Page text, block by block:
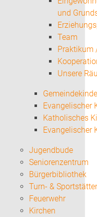
und
Team
Praktikum
Unsere
Evangelischer
Katholisches
Evangelischer
Jugendbude
Seniorenzentrum
Bürgerbibliothek
Turn- &
Feuerwehr
Kirchen